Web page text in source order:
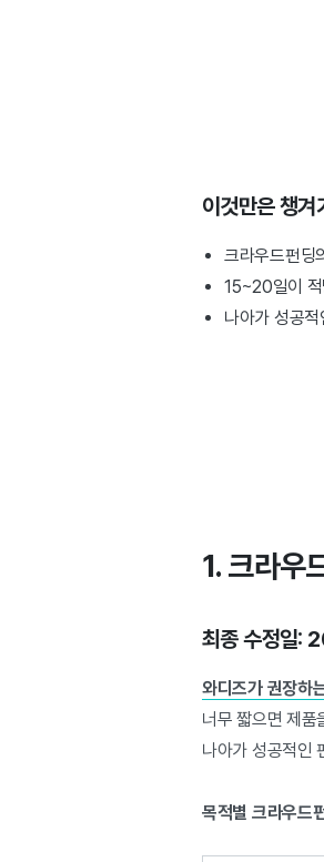
이것만은 챙겨
크라우드펀딩
15~20일이
나아가 성공
1. 크라우
최종 수정일:
와디즈가 권장하
너무 짧으면 제품
나아가 성공적인
목적별 크라우드